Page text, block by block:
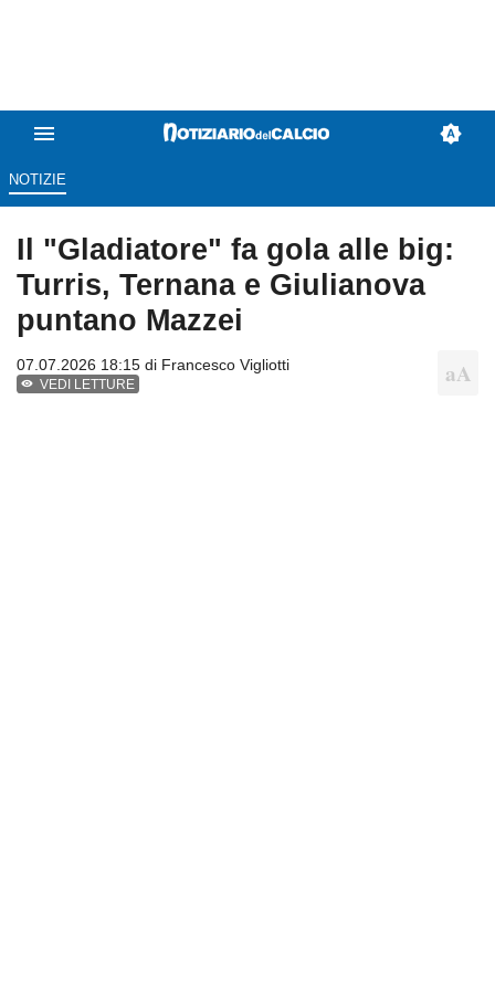
NOTIZIE
Il "Gladiatore" fa gola alle big:
Turris, Ternana e Giulianova
puntano Mazzei
07.07.2026 18:15 di Francesco Vigliotti
VEDI LETTURE